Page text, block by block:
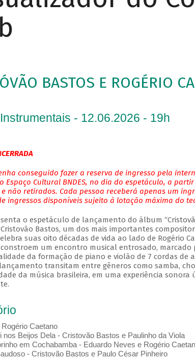
BASTOS E ROGÉRIO
- 12.06.2026 - 19h
conseguido fazer a reserva de ingresso pela
Espaço Cultural BNDES, no dia do espetáculo, a
e não retirados. Cada pessoa receberá apenas um
ingressos disponíveis sujeito à lotação máxima do
o espetáculo de lançamento do álbum
Cristovão Bastos, um dos mais importantes
suas oito décadas de vida ao lado de Rogério
um encontro musical entrosado, marcado
da formação de piano e violão de 7 cordas de
transitam entre gêneros como samba,
da música brasileira, em uma experiência
Caetano
nos Beijos Dela - Cristovão Bastos e Paulinho da Viola
em Cochabamba - Eduardo Neves e Rogério
- Cristovão Bastos e Paulo César Pinheiro